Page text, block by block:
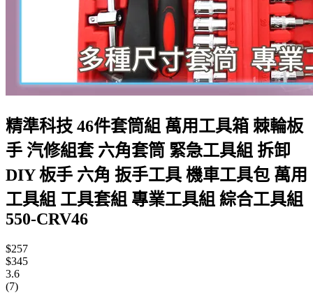
精準科技 46件套筒組 萬用工具箱 棘輪板
手 汽修組套 六角套筒 緊急工具組 拆卸
DIY 板手 六角 扳手工具 機車工具包 萬用
工具組 工具套組 專業工具組 綜合工具組
550-CRV46
$257
$345
3.6
(7)